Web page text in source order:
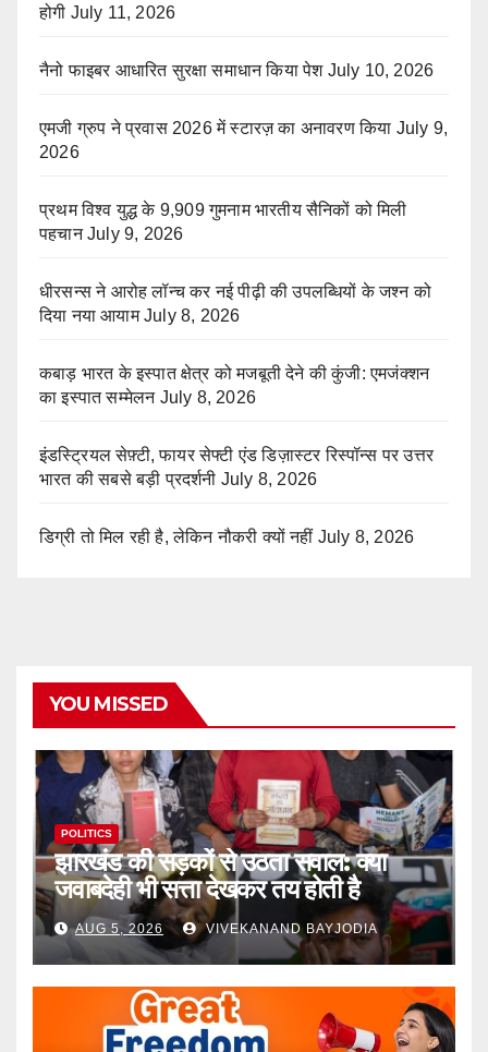
होगी July 11, 2026
नैनो फाइबर आधारित सुरक्षा समाधान किया पेश July 10, 2026
एमजी ग्रुप ने प्रवास 2026 में स्टारज़ का अनावरण किया July 9,
2026
प्रथम विश्व युद्ध के 9,909 गुमनाम भारतीय सैनिकों को मिली
पहचान July 9, 2026
धीरसन्स ने आरोह लॉन्च कर नई पीढ़ी की उपलब्धियों के जश्न को
दिया नया आयाम July 8, 2026
कबाड़ भारत के इस्पात क्षेत्र को मजबूती देने की कुंजी: एमजंक्शन
का इस्पात सम्मेलन July 8, 2026
इंडस्ट्रियल सेफ़्टी, फायर सेफ्टी एंड डिज़ास्टर रिस्पॉन्स पर उत्तर
भारत की सबसे बड़ी प्रदर्शनी July 8, 2026
डिग्री तो मिल रही है, लेकिन नौकरी क्यों नहीं July 8, 2026
YOU MISSED
POLITICS
झारखंड की सड़कों से उठता सवाल: क्या
जवाबदेही भी सत्ता देखकर तय होती है
AUG 5, 2026 VIVEKANAND BAYJODIA